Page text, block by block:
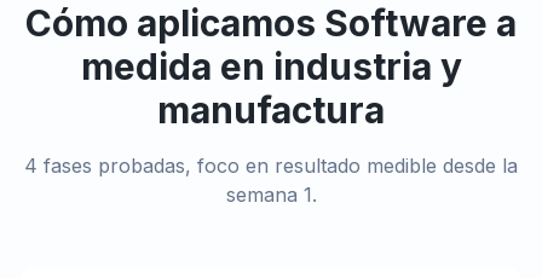
Cómo aplicamos Software a
medida en industria y
manufactura
4 fases probadas, foco en resultado medible desde la
semana 1.